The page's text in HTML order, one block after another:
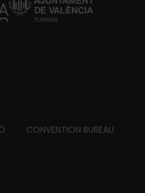
CONVENTION BUREAU